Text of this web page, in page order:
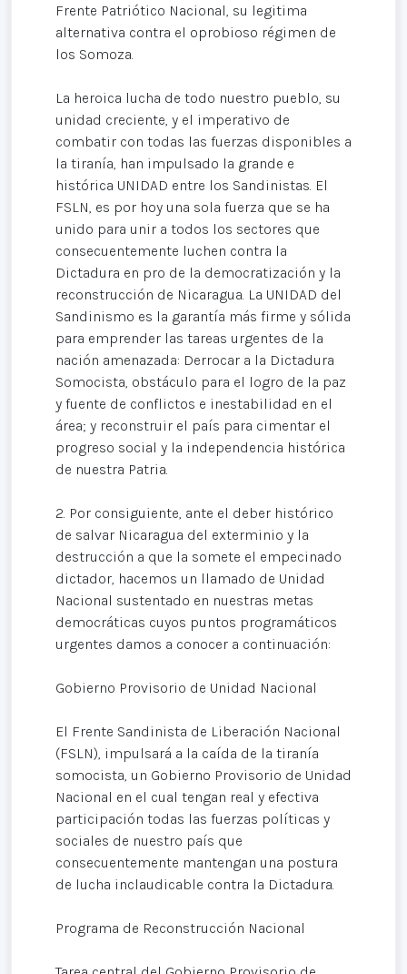
Frente Patriótico Nacional, su legitima
alternativa contra el oprobioso régimen de
los Somoza.
La heroica lucha de todo nuestro pueblo, su
unidad creciente, y el imperativo de
combatir con todas las fuerzas disponibles a
la tiranía, han impulsado la grande e
histórica UNIDAD entre los Sandinistas. El
FSLN, es por hoy una sola fuerza que se ha
unido para unir a todos los sectores que
consecuentemente luchen contra la
Dictadura en pro de la democratización y la
reconstrucción de Nicaragua. La UNIDAD del
Sandinismo es la garantía más firme y sólida
para emprender las tareas urgentes de la
nación amenazada: Derrocar a la Dictadura
Somocista, obstáculo para el logro de la paz
y fuente de conflictos e inestabilidad en el
área; y reconstruir el país para cimentar el
progreso social y la independencia histórica
de nuestra Patria.
2. Por consiguiente, ante el deber histórico
de salvar Nicaragua del exterminio y la
destrucción a que la somete el empecinado
dictador, hacemos un llamado de Unidad
Nacional sustentado en nuestras metas
democráticas cuyos puntos programáticos
urgentes damos a conocer a continuación:
Gobierno Provisorio de Unidad Nacional
El Frente Sandinista de Liberación Nacional
(FSLN), impulsará a la caída de la tiranía
somocista, un Gobierno Provisorio de Unidad
Nacional en el cual tengan real y efectiva
participación todas las fuerzas políticas y
sociales de nuestro país que
consecuentemente mantengan una postura
de lucha inclaudicable contra la Dictadura.
Programa de Reconstrucción Nacional